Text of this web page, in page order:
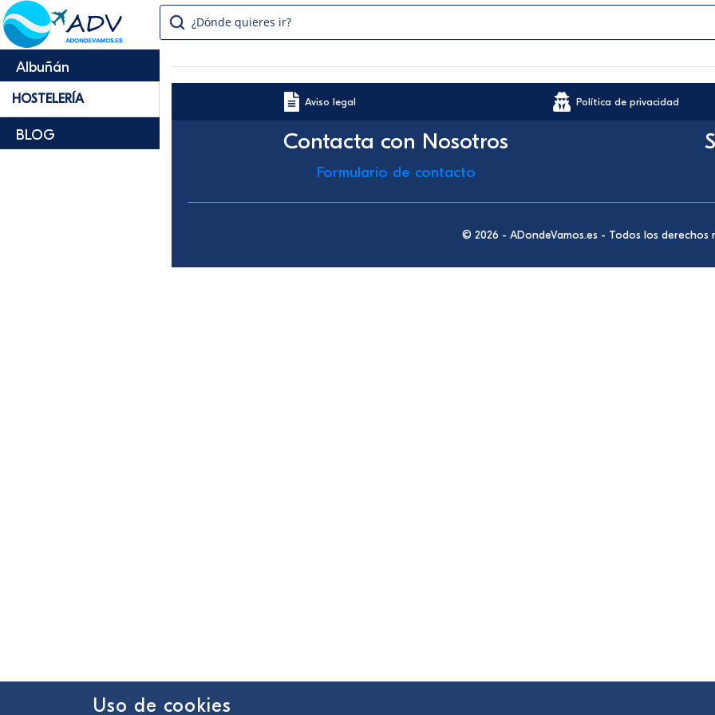
¿Dónde quieres ir?
Albuñán
HOSTELERÍA
BLOG
Aviso legal Política de privacidad
Contacta con Nosotros
Formulario de contacto
© 2026 - ADondeVamos.es - Todos los derechos
Uso de cookies